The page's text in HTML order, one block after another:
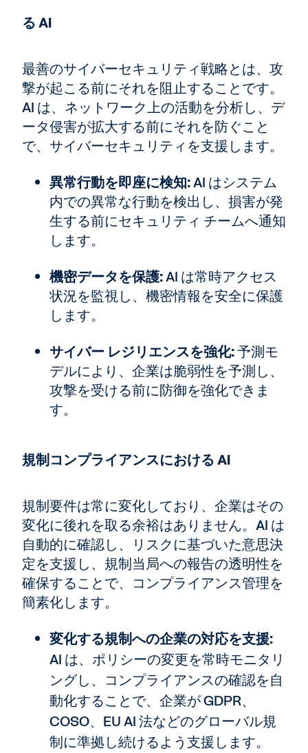
る AI
最善のサイバーセキュリティ戦略とは、攻
撃が起こる前にそれを阻止することです。
AI は、ネットワーク上の活動を分析し、デ
ータ侵害が拡大する前にそれを防ぐこと
で、サイバーセキュリティを支援します。
異常行動を即座に検知:AI はシステム
内での異常な行動を検出し、損害が発
生する前にセキュリティ チームへ通知
します。
機密データを保護:AI は常時アクセス
状況を監視し、機密情報を安全に保護
します。
サイバー レジリエンスを強化:予測モ
デルにより、企業は脆弱性を予測し、
攻撃を受ける前に防御を強化できま
す。
規制コンプライアンスにおける AI
規制要件は常に変化しており、企業はその
変化に後れを取る余裕はありません。AI は
自動的に確認し、リスクに基づいた意思決
定を支援し、規制当局への報告の透明性を
確保することで、コンプライアンス管理を
簡素化します。
変化する規制への企業の対応を支援:
AI は、ポリシーの変更を常時モニタリ
ングし、コンプライアンスの確認を自
動化することで、企業が GDPR、
COSO、EU AI 法などのグローバル規
制に準拠し続けるよう支援します。